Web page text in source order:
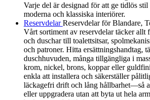
Varje del är designad för att ge tidlös
moderna och klassiska interiörer.
ReservdelarReservdelar för Blandare,
Vårt sortiment av reservdelar täcker allt
och duschar till toalettsitsar,
och patroner. Hitta ersättningshandtag,
duschhuvuden, många tillgängliga i
krom, nickel, brons, koppar eller
enkla att installera och säkerställer
läckagefri drift och lång hållbarhet—så
eller uppgradera utan att byta ut hela